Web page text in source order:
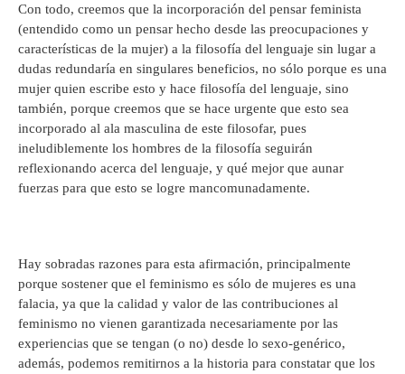
Con todo, creemos que la incorporación del pensar feminista
(entendido como un pensar hecho desde las preocupaciones y
características de la mujer) a la filosofía del lenguaje sin lugar a
dudas redundaría en singulares beneficios, no sólo porque es una
mujer quien escribe esto y hace filosofía del lenguaje, sino
también, porque creemos que se hace urgente que esto sea
incorporado al ala masculina de este filosofar, pues
ineludiblemente los hombres de la filosofía seguirán
reflexionando acerca del lenguaje, y qué mejor que aunar
fuerzas para que esto se logre mancomunadamente.
Hay sobradas razones para esta afirmación, principalmente
porque sostener que el feminismo es sólo de mujeres es una
falacia, ya que la calidad y valor de las contribuciones al
feminismo no vienen garantizada necesariamente por las
experiencias que se tengan (o no) desde lo sexo-genérico,
además, podemos remitirnos a la historia para constatar que los